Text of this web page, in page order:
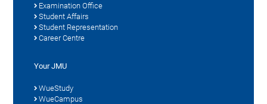
Examination Office
Student Affairs
Student Representation
Career Centre
Your JMU
WueStudy
WueCampus